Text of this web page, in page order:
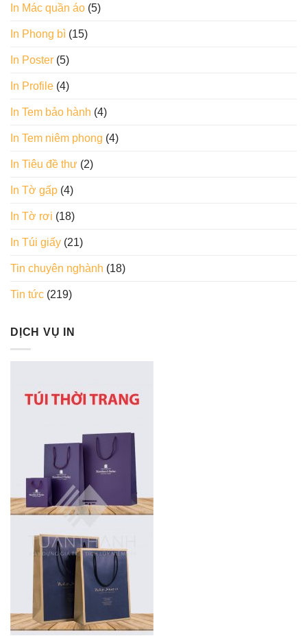
In Mác quần áo (5)
In Phong bì (15)
In Poster (5)
In Profile (4)
In Tem bảo hành (4)
In Tem niêm phong (4)
In Tiêu đề thư (2)
In Tờ gấp (4)
In Tờ rơi (18)
In Túi giấy (21)
Tin chuyên nghành (18)
Tin tức (219)
DỊCH VỤ IN